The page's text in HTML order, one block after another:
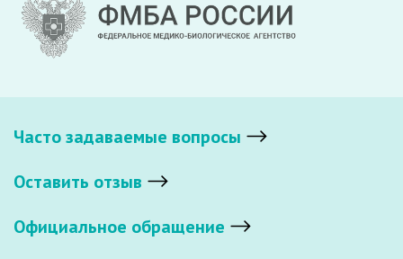
Часто задаваемые вопросы
Оставить отзыв
Официальное обращение